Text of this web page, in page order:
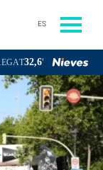
ES
SANT BOI DE